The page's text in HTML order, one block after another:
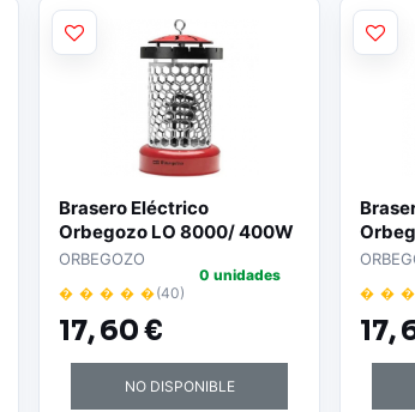
Brasero Eléctrico
Orbegozo LO 8000/ 400W
ORBEGOZO
� � � � �(40)
17,60 €
0 unidades
NO DISPONIBLE
� �
17,